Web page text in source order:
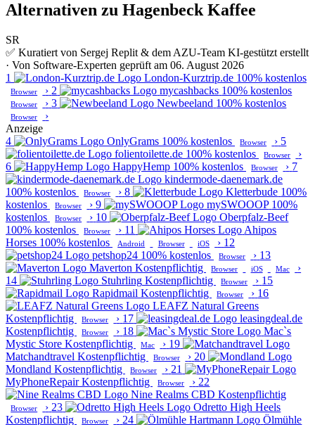
Alternativen zu Hagenbeck Kaffee
SR
✅ Kuratiert von Sergej Replit & dem AZU-Team KI-gestützt erstellt
· Von Software-Experten geprüft am 06. August 2026
1
London-Kurztrip.de 100% kostenlos
Browser › 2 mycashbacks 100% kostenlos
Browser › 3 Newbeeland 100% kostenlos
Browser
›
Anzeige
4
OnlyGrams 100% kostenlos Browser › 5
folientoilette.de 100% kostenlos Browser
›
6
HappyHemp 100% kostenlos Browser › 7
kindermode-daenemark.de
100% kostenlos
Browser › 8 Kletterbude 100%
kostenlos
Browser › 9 mySWOOOP 100%
kostenlos
Browser › 10
Oberpfalz-Beef
100% kostenlos
Browser › 11
Ahipos
Horses 100% kostenlos Android Browser iOS › 12
petshop24 100% kostenlos Browser › 13
Maverton Kostenpflichtig Browser iOS Mac
›
14
Stuhrling Kostenpflichtig Browser › 15
Rapidmail Kostenpflichtig Browser › 16
LEAFZ Natural Greens
Kostenpflichtig
Browser › 17
leasingdeal.de
Kostenpflichtig
Browser › 18
Mac`s
Mystic Store Kostenpflichtig Mac › 19
Matchandtravel Kostenpflichtig Browser › 20
Mondland Kostenpflichtig Browser › 21
MyPhoneRepair Kostenpflichtig Browser › 22
Nine Realms CBD Kostenpflichtig
Browser › 23
Odretto High Heels
Kostenpflichtig
Browser › 24 Ölmühle